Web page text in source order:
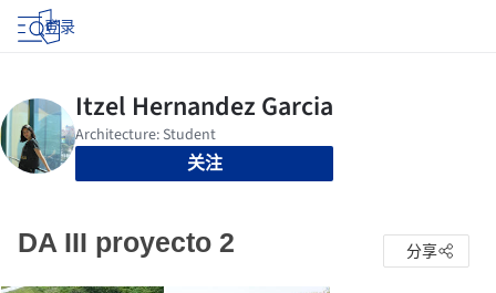
登录
关注
DA III proyecto 2 分享